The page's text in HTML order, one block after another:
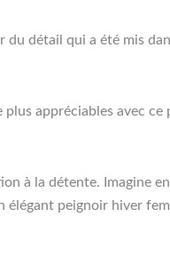
détail qui a été mis
appréciables avec
à la détente. Imagine
peignoir hiver